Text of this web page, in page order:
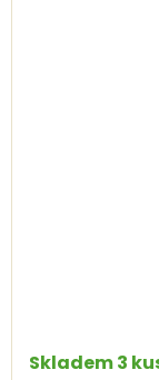
Skladem 3